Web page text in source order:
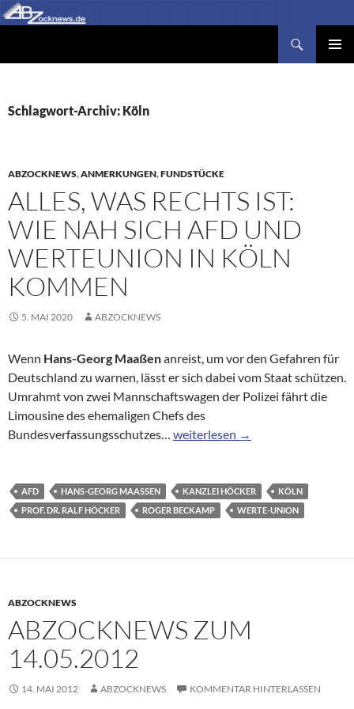
Zum
Inhalt
Schlagwort-Archiv: Köln
ABZOCKNEWS,ANMERKUNGEN,FUNDSTÜCKE
ALLES, WAS RECHTS IST:
WIE NAH SICH AFD UND
WERTEUNION IN KÖLN
KOMMEN
5. MAI 2020 ABZOCKNEWS
Wenn Hans-Georg Maaßenanreist, um vor den Gefahren für
Deutschland zu warnen, lässt er sich dabei vom Staat schützen.
Umrahmt von zwei Mannschaftswagen der Polizei fährt die
Limousine des ehemaligen Chefs des
Bundesverfassungsschutzes… Alles, was rechts ist: Wie nah
weiterlesen →
AFD HANS-GEORG MAASSEN KANZLEI HÖCKER
KÖLN
PROF. DR. RALF HÖCKER
ROGER BECKAMP WERTE-UNION
ABZOCKNEWS
ABZOCKNEWS ZUM
14.05.2012
14. MAI 2012 ABZOCKNEWS KOMMENTAR HINTERLASSEN